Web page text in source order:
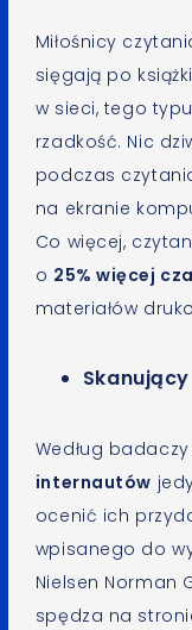
Miłośnicy
sięgają po
w sieci, tego
rzadkość. Nic
podczas
na ekranie
Co więcej,
o 25% więcej
materiałów
Skanujący
Według
internautów
ocenić ich
wpisanego do
Nielsen Norman
spędza na